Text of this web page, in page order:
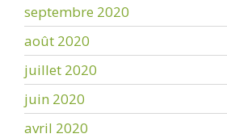
septembre 2020
août 2020
juillet 2020
juin 2020
avril 2020